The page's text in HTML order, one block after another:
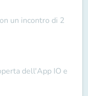
un incontro di 2
dell'App IO e